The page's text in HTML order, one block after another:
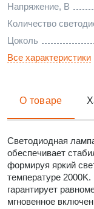
Напряжение, В
Количество
Цоколь
Все характеристики
О товаре
Светодиодная
обеспечивает
формируя яркий
температуре
гарантирует
мгновенное